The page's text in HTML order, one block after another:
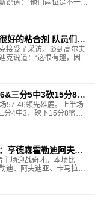
说道：“他们两位是不一样
都很高，在任何的
好的粘合剂 队员们能
接受了采访。谈到高尔夫
克说道：“这很有趣，因为
夫，可能是在泡泡园
三分5中3砍15分8篮
57-46领先雄鹿。上半场
分4中3，砍下15分8篮
亨德森霍勒迪阿夫迪
场迎战奇才。本场比
迪、阿夫迪亚、卡马拉、
（背部）出战比赛。同时